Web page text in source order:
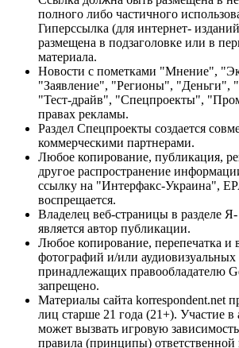
полного либо частичного
Гиперссылка (для интернет-
размещена в подзаголовке или в
материала.
Новости с пометками "Мнение",
"Заявление", "Регионы", "Деньги",
"Тест-драйв", "Спецпроекты",
правах рекламы.
Раздел Спецпроекты создается
коммерческими партнерами.
Любое копирование, публикация,
другое распространение
ссылку на "Интерфакс-Украина",
воспрещается.
Владелец веб-страницы в разделе
является автор публикации.
Любое копирование, перепечатка и
фотографий и/или аудиовизуальных
принадлежащих правообладателю
запрещено.
Материалы сайта korrespondent.net
лиц старше 21 года (21+). Участие в
может вызвать игровую
правила (принципы)